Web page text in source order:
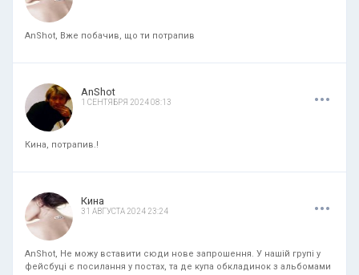
AnShot, Вже побачив, що ти потрапив
AnShot
1 СЕНТЯБРЯ 2024 08:13 ...
Кина, потрапив.!
Кина
31 АВГУСТА 2024 23:24 ...
AnShot, Не можу вставити сюди нове запрошення. У нашій групі у
фейсбуці є посилання у постах, та де купа обкладинок з альбомами